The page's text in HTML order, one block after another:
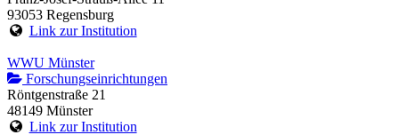
93053 Regensburg
Link zur Institution
WWU Münster
Forschungseinrichtungen
Röntgenstraße 21
48149 Münster
Link zur Institution